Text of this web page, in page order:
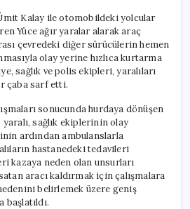
Kalay ile otomobildeki yolcular
Yüce ağır yaralar alarak araç
çevredeki diğer sürücülerin hemen
olay yerine hızlıca kurtarma
sağlık ve polis ekipleri, yaralıları
çaba sarf etti.
sonucunda hurdaya dönüşen
sağlık ekiplerinin olay
ardından ambulanslarla
hastanedeki tedavileri
kazaya neden olan unsurları
aracı kaldırmak için çalışmalara
belirlemek üzere geniş